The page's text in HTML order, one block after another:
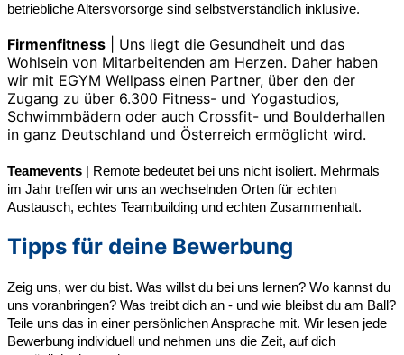
betriebliche Altersvorsorge sind selbstverständlich inklusive.
Firmenfitness | Uns liegt die Gesundheit und das
Wohlsein von Mitarbeitenden am Herzen. Daher haben
wir mit EGYM Wellpass einen Partner, über den der
Zugang zu über 6.300 Fitness- und Yogastudios,
Schwimmbädern oder auch Crossfit- und Boulderhallen
in ganz Deutschland und Österreich ermöglicht wird.
Teamevents | Remote bedeutet bei uns nicht isoliert. Mehrmals
im Jahr treffen wir uns an wechselnden Orten für echten
Austausch, echtes Teambuilding und echten Zusammenhalt.
Tipps für deine Bewerbung
Zeig uns, wer du bist. Was willst du bei uns lernen? Wo kannst du
uns voranbringen? Was treibt dich an - und wie bleibst du am Ball?
Teile uns das in einer persönlichen Ansprache mit. Wir lesen jede
Bewerbung individuell und nehmen uns die Zeit, auf dich